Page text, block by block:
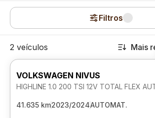
Filtros
2 veículos Mais
VOLKSWAGEN NIVUS
HIGHLINE 1.0 200 TSI 12V TOTAL FLEX
41.635 km2023/2024AUTOMAT.